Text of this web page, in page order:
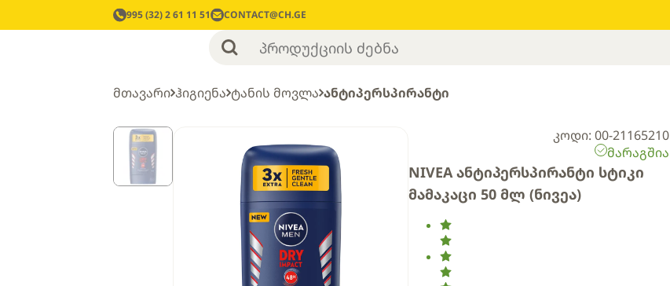
995 (32) 2 61 11 51 CONTACT@CH.GE
მთავარი ჰიგიენა ტანის მოვლა ანტიპერსპირანტი
კოდი: 00-21165210
მარაგშია
NIVEA ანტიპერსპირანტი სტიკი
მამაკაცი 50 მლ (ნივეა)